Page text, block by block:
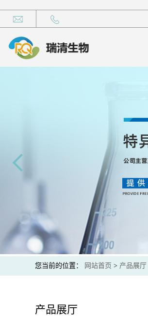
您当前的位置： 网站首页 > 产品展厅
产品展厅